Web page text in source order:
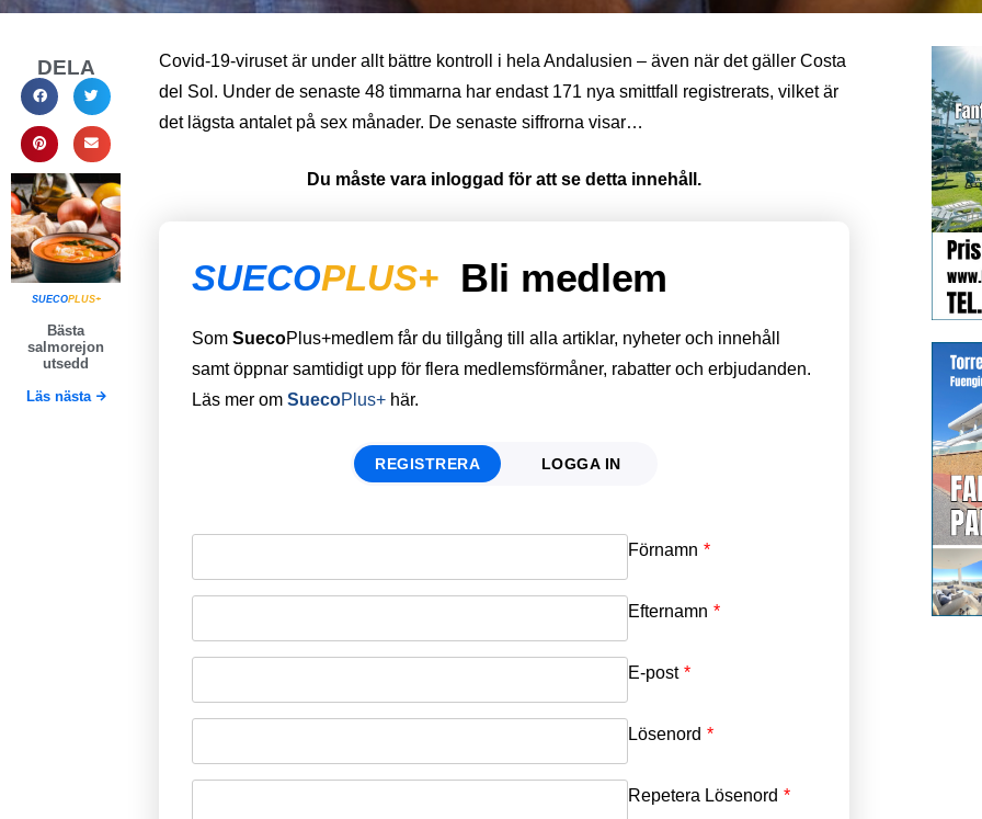
DELA
SUECOPLUS+
Bästa
salmorejon
utsedd
Läs nästa
Covid-19-viruset är under allt bättre kontroll i hela Andalusien – även när det gäller Costa
del Sol. Under de senaste 48 timmarna har endast 171 nya smittfall registrerats, vilket är
det lägsta antalet på sex månader. De senaste siffrorna visar…
Du måste vara inloggad för att se detta innehåll.
SUECOPLUS+ Bli medlem
Som SuecoPlus+medlem får du tillgång till alla artiklar, nyheter och innehåll
samt öppnar samtidigt upp för flera medlemsförmåner, rabatter och erbjudanden.
Läs mer om SuecoPlus+ här.
REGISTRERA LOGGA IN
Förnamn *
Efternamn *
E-post *
Lösenord *
Repetera Lösenord *
Email
Password